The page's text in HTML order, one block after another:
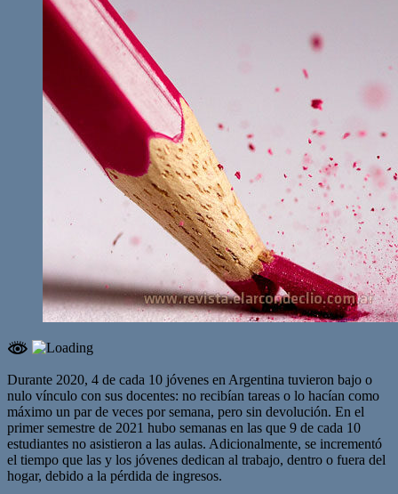
Durante 2020, 4 de cada 10 jóvenes en Argentina tuvieron bajo o
nulo vínculo con sus docentes: no recibían tareas o lo hacían como
máximo un par de veces por semana, pero sin devolución. En el
primer semestre de 2021 hubo semanas en las que 9 de cada 10
estudiantes no asistieron a las aulas. Adicionalmente, se incrementó
el tiempo que las y los jóvenes dedican al trabajo, dentro o fuera del
hogar, debido a la pérdida de ingresos.